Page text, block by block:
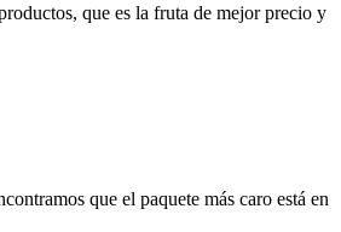
que es la fruta de mejor precio y
que el paquete más caro está en